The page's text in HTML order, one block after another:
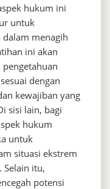
hukum ini
untuk
menagih
ini akan
dengan
kewajiban yang
sisi lain, bagi
hukum
untuk
situasi ekstrem
Selain itu,
potensi